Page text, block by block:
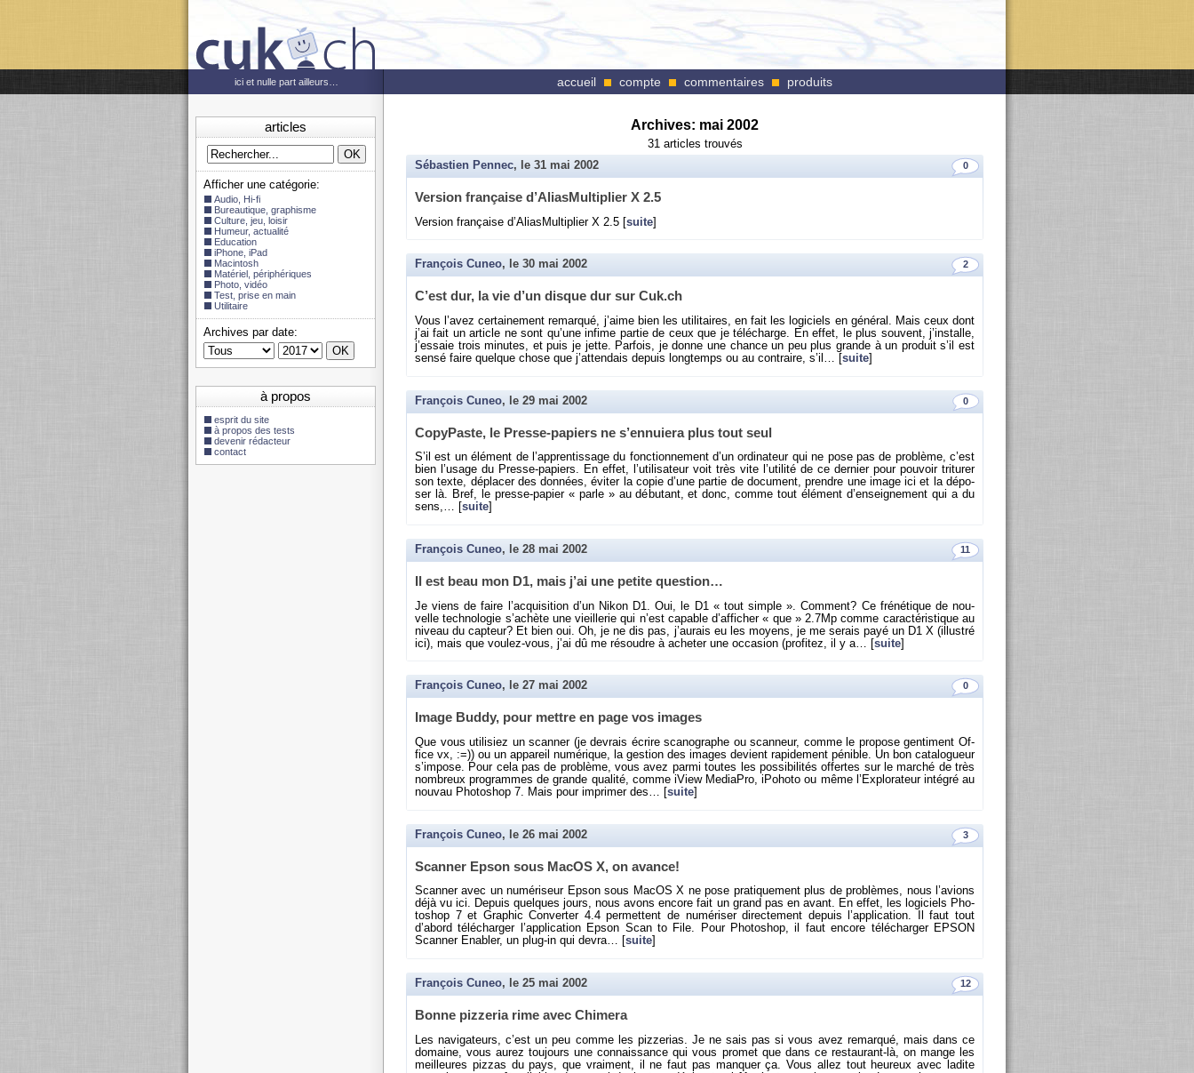
articles
Afficher une catégorie:
Audio, Hi-fi
Bureautique, graphisme
Culture, jeu, loisir
Humeur, actualité
Education
iPhone, iPad
Macintosh
Matériel, périphériques
Photo, vidéo
Test, prise en main
Utilitaire
Archives par date:
à propos
esprit du site
à propos des tests
devenir rédacteur
contact
Archives: mai 2002
31 articles trouvés
0
Sébastien Pennec, le 31 mai 2002
Ver­sion fran­çaise d’Alias­Mul­ti­plier X 2.5
Ver­sion fran­çaise d’Alias­Mul­ti­plier X 2.5 [suite]
2
François Cuneo, le 30 mai 2002
C’est dur, la vie d’un disque dur sur Cuk.​ch
Vous l’avez cer­tai­ne­ment re­mar­qué, j’aime bien les uti­li­taires, en fait les lo­gi­ciels en gé­né­ral. Mais ceux dont
j’ai fait un ar­ticle ne sont qu’une in­fime par­tie de ceux que je té­lé­charge. En effet, le plus sou­vent, j’ins­talle,
j’es­saie trois mi­nutes, et puis je jette. Par­fois, je donne une chance un peu plus grande à un pro­duit s’il est
sensé faire quelque chose que j’at­ten­dais de­puis long­temps ou au contraire, s’il… [ suite
0
François Cuneo, le 29 mai 2002
Co­py­Paste, le Presse-pa­piers ne s’en­nuiera plus tout seul
S’il est un élé­ment de l’ap­pren­tis­sage du fonc­tion­ne­ment d’un or­di­na­teur qui ne pose pas de pro­blème, c’est
bien l’usage du Presse-pa­piers. En effet, l’uti­li­sa­teur voit très vite l’uti­lité de ce der­nier pour pou­voir tri­tu­rer
son texte, dé­pla­cer des don­nées, évi­ter la copie d’une par­tie de do­cu­ment, prendre une image ici et la dé­po­
ser là. Bref, le presse-pa­pier « parle » au dé­bu­tant, et donc, comme tout élé­ment d’en­sei­gne­ment qui a du
sens,… [ suite
11
François Cuneo, le 28 mai 2002
Il est beau mon D1, mais j’ai une pe­tite ques­tion…
Je viens de faire l’ac­qui­si­tion d’un Nikon D1. Oui, le D1 « tout simple ». Com­ment? Ce fré­né­tique de nou­
velle tech­no­lo­gie s’achète une vieille­rie qui n’est ca­pable d’af­fi­cher « que » 2.7Mp comme ca­rac­té­ris­tique au
ni­veau du cap­teur? Et bien oui. Oh, je ne dis pas, j’au­rais eu les moyens, je me se­rais payé un D1 X (illus­tré
ici), mais que vou­lez-vous, j’ai dû me ré­soudre à ache­ter une oc­ca­sion (pro­fi­tez, il y a… [suite]
0
François Cuneo, le 27 mai 2002
Image Buddy, pour mettre en page vos images
Que vous uti­li­siez un scan­ner (je de­vrais écrire sca­no­graphe ou scan­neur, comme le pro­pose gen­ti­ment Of­
fice vx, :=)) ou un ap­pa­reil nu­mé­rique, la ges­tion des images de­vient ra­pi­de­ment pé­nible. Un bon ca­ta­lo­gueur
s’im­pose. Pour cela pas de pro­blème, vous avez parmi toutes les pos­si­bi­li­tés of­fertes sur le mar­ché de très
nom­breux pro­grammes de grande qua­lité, comme iView Me­dia­Pro, iPo­hoto ou même l’Ex­plo­ra­teur in­té­gré au
nou­vau Pho­to­shop 7. Mais pour im­pri­mer des… [ suite
3
François Cuneo, le 26 mai 2002
Scan­ner Epson sous MacOS X, on avance!
Scan­ner avec un nu­mé­ri­seur Epson sous MacOS X ne pose pra­ti­que­ment plus de pro­blèmes, nous l’avions
déjà vu ici. De­puis quelques jours, nous avons en­core fait un grand pas en avant. En effet, les lo­gi­ciels Pho­
to­shop 7 et Gra­phic Conver­ter 4.4 per­mettent de nu­mé­ri­ser di­rec­te­ment de­puis l’ap­pli­ca­tion. Il faut tout
d’abord té­lé­char­ger l’ap­pli­ca­tion Epson Scan to File. Pour Pho­to­shop, il faut en­core té­lé­char­ger EPSON
Scan­ner En­abler, un plug-in qui devra… [ suite
12
François Cuneo, le 25 mai 2002
Bonne piz­ze­ria rime avec Chi­mera
Les na­vi­ga­teurs, c’est un peu comme les piz­ze­rias. Je ne sais pas si vous avez re­mar­qué, mais dans ce
do­maine, vous aurez tou­jours une connais­sance qui vous pro­met que dans ce res­tau­rant-là, on mange les
meilleures piz­zas du pays, que vrai­ment, il ne faut pas man­quer ça. Vous allez tout heu­reux avec la­dite
ici et nulle part ailleurs… accueil compte commentaires produits